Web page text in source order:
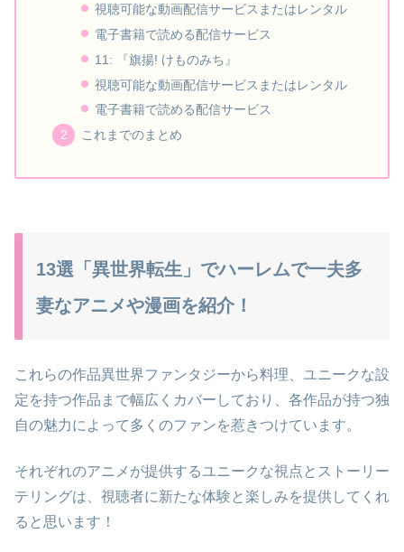
視聴可能な動画配信サービスまたはレンタル
電子書籍で読める配信サービス
11: 『旗揚! けものみち』
視聴可能な動画配信サービスまたはレンタル
電子書籍で読める配信サービス
これまでのまとめ
13選「異世界転生」でハーレムで一夫多
妻なアニメや漫画を紹介！
これらの作品異世界ファンタジーから料理、ユニークな設
定を持つ作品まで幅広くカバーしており、各作品が持つ独
自の魅力によって多くのファンを惹きつけています。
それぞれのアニメが提供するユニークな視点とストーリー
テリングは、視聴者に新たな体験と楽しみを提供してくれ
ると思います！